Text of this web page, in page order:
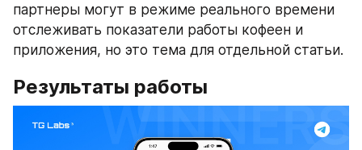
партнеры могут в режиме реального времени
отслеживать показатели работы кофеен и
приложения, но это тема для отдельной статьи.
Результаты работы